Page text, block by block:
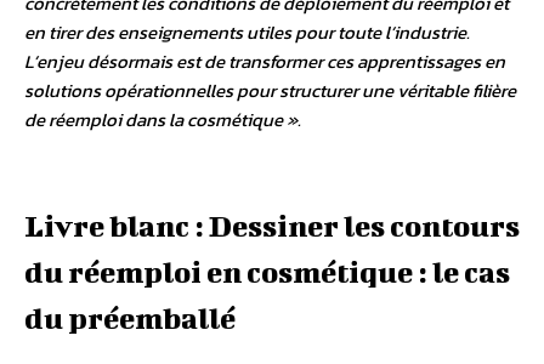
en tirer des enseignements utiles pour toute l’industrie.
L’enjeu désormais est de transformer ces apprentissages en
solutions opérationnelles pour structurer une véritable filière
de réemploi dans la cosmétique ».
Livre blanc : Dessiner les contours
du réemploi en cosmétique : le cas
du préemballé